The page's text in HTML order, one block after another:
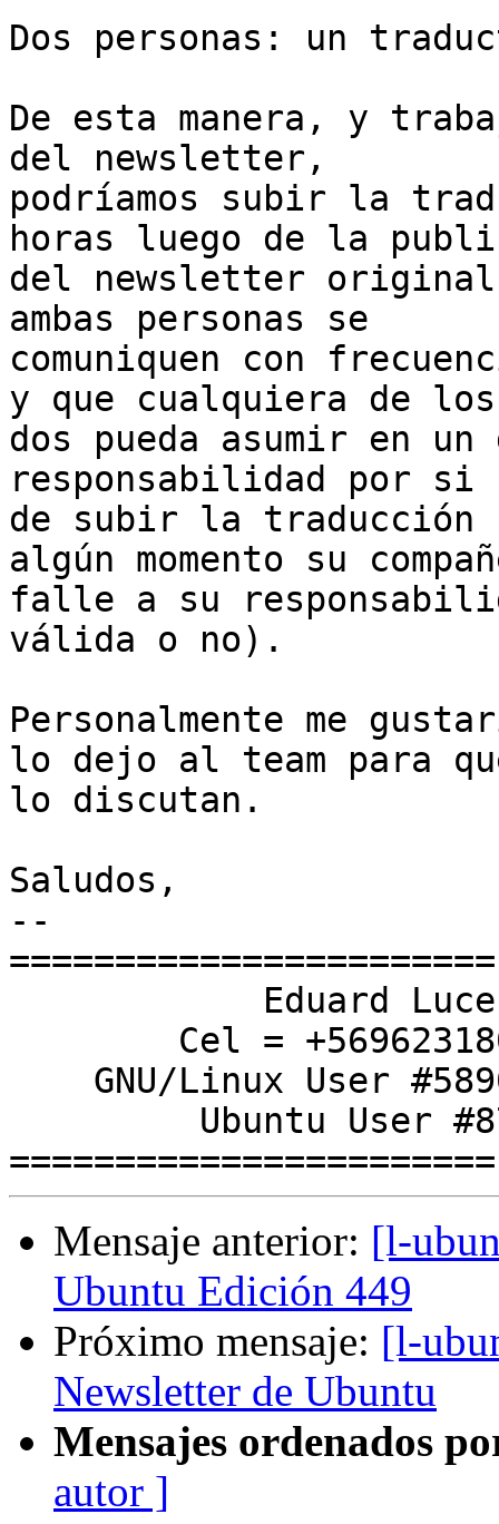
Dos personas: un
De esta manera, y
del newsletter,
podríamos subir la
horas luego de la
del newsletter
ambas personas se
comuniquen con
y que cualquiera de los
dos pueda asumir en un
responsabilidad por si
de subir la traducción
algún momento su
falle a su
válida o no).
Personalmente me
lo dejo al team para
lo discutan.
Saludos,
--
=======================
Mensaje anterior: [l-
Ubuntu Edición 449
Próximo mensaje: [l-
Newsletter de Ubuntu
Mensajes ordenados
autor ]